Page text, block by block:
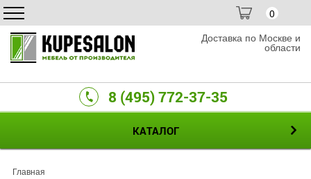
0
Доставка по Москве и
области
8 (495) 772-37-35
КАТАЛОГ
Главная